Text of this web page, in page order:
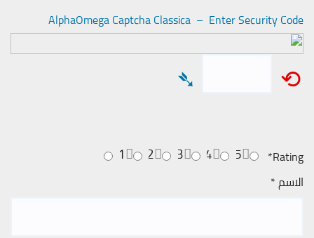
AlphaOmega Captcha Classica – Enter Security Code
⟲
➴
Rating
*
5
4
3
2
1
الاسم*